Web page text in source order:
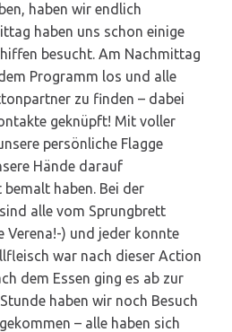
haben wir endlich
haben uns schon einige
besucht. Am Nachmittag
Programm los und alle
zu finden – dabei
geknüpft! Mit voller
persönliche Flagge
Hände darauf
haben. Bei der
alle vom Sprungbrett
Verena!-) und jeder konnte
war nach dieser Action
dem Essen ging es ab zur
haben wir noch Besuch
– alle haben sich